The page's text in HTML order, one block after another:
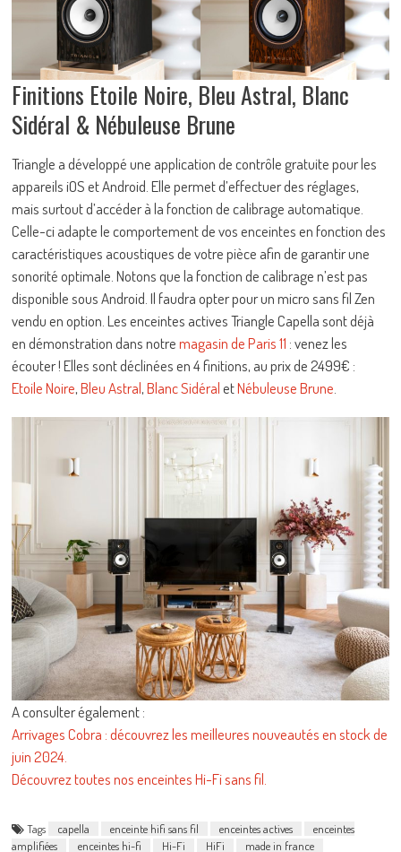
Finitions Etoile Noire, Bleu Astral, Blanc
Sidéral & Nébuleuse Brune
Triangle a développé une application de contrôle gratuite pour les
appareils iOS et Android. Elle permet d’effectuer des réglages,
mais surtout d’accéder à la fonction de calibrage automatique.
Celle-ci adapte le comportement de vos enceintes en fonction des
caractéristiques acoustiques de votre pièce afin de garantir une
sonorité optimale. Notons que la fonction de calibrage n’est pas
disponible sous Android. Il faudra opter pour un micro sans fil Zen
vendu en option. Les enceintes actives Triangle Capella sont déjà
en démonstration dans notremagasin de Paris 11 : venez les
écouter ! Elles sont déclinées en 4 finitions, au prix de 2499€ :
Etoile Noire,Bleu Astral,Blanc SidéraletNébuleuse Brune
A consulter également :
Arrivages Cobra : découvrez les meilleures nouveautés en stock de
juin 2024.
Découvrez toutes nos enceintes Hi-Fi sans fil.
Tags capella enceinte hifi sans fil enceintes actives
enceintes
amplifiées
enceintes hi-fi Hi-Fi HiFi made in france